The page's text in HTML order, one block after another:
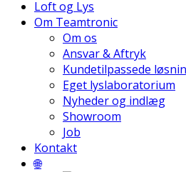
Loft og Lys
Om Teamtronic
Om os
Ansvar & Aftryk
Kundetilpassede
Eget lyslaboratorium
Nyheder og indlæg
Showroom
Job
Kontakt
🌐